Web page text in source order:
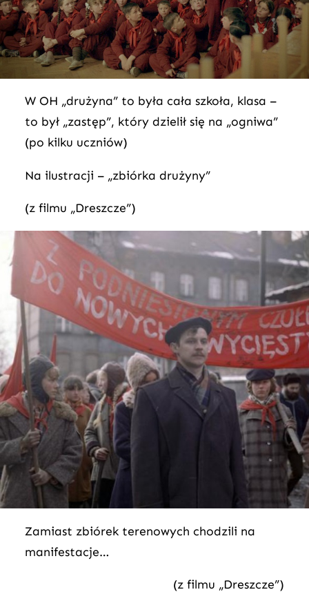
W OH „drużyna” to była cała szkoła, klasa –
to był „zastęp”, który dzielił się na „ogniwa”
(po kilku uczniów)
Na ilustracji – „zbiórka drużyny”
(z filmu „Dreszcze”)
Zamiast zbiórek terenowych chodzili na
manifestacje…
(z filmu „Dreszcze”)